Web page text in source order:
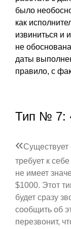
было
как
извиниться и
не
даты
правило, с
Тип № 7:
«Существует
требует к
не имеет
$1000. Этот
будет сразу
сообщить об
перезвонит,